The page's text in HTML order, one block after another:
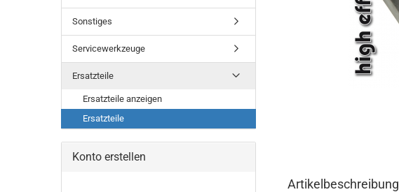
Artikelbeschreibung
Sonstiges
Servicewerkzeuge
Ersatzteile
Ersatzteile anzeigen
Ersatzteile
Konto erstellen